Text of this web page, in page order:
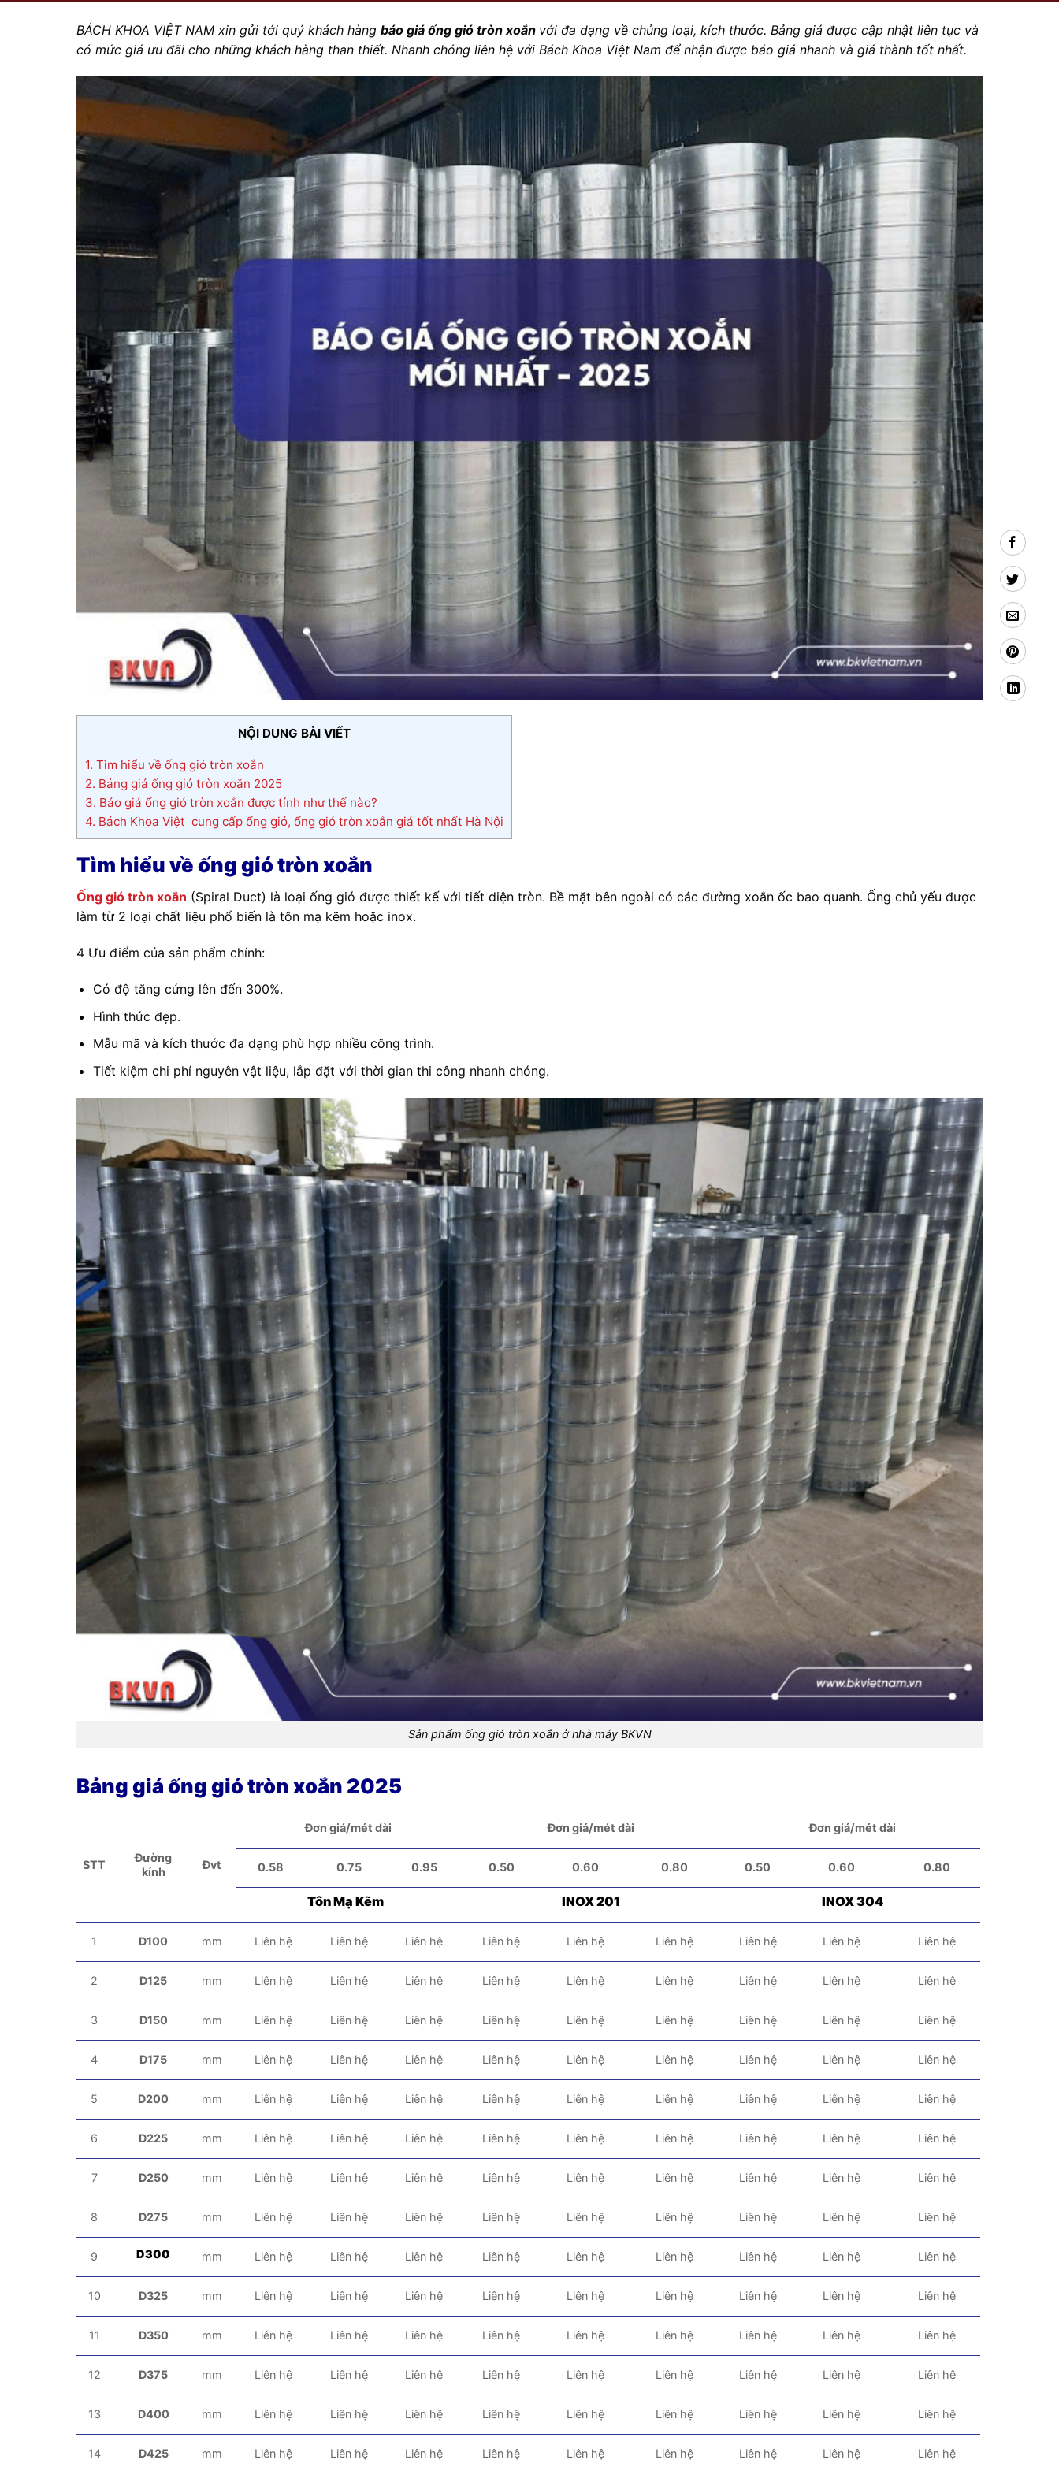
BÁCH KHOA VIỆT NAMxin gửi tới quý khách hàng báo giá ống gió tròn xoắn với đa dạng về chủng loại, kích thước. Bảng giá được cập nhật liên tục và
có mức giá ưu đãi cho những khách hàng than thiết. Nhanh chóng liên hệ với Bách Khoa Việt Nam để nhận được báo giá nhanh và giá thành tốt nhất.
NỘI DUNG BÀI VIẾT
1. Tìm hiểu về ống gió tròn xoắn
2. Bảng giá ống gió tròn xoắn 2025
3. Báo giá ống gió tròn xoắn được tính như thế nào?
4. Bách Khoa Việt cung cấp ống gió, ống gió tròn xoắn giá tốt nhất Hà Nội
Tìm hiểu về ống gió tròn xoắn
Ống gió tròn xoắn (Spiral Duct) là loại ống gió được thiết kế với tiết diện tròn. Bề mặt bên ngoài có các đường xoắn ốc bao quanh. Ống chủ yếu được
làm từ 2 loại chất liệu phổ biến là tôn mạ kẽm hoặc inox.
4 Ưu điểm của sản phẩm chính:
Có độ tăng cứng lên đến 300%.
Hình thức đẹp.
Mẫu mã và kích thước đa dạng phù hợp nhiều công trình.
Tiết kiệm chi phí nguyên vật liệu, lắp đặt với thời gian thi công nhanh chóng.
Sản phẩm ống gió tròn xoắn ở nhà máy BKVN
Bảng giá ống gió tròn xoắn 2025
STT
Đường
kính
Đvt
Đơn giá/mét dài Đơn giá/mét dài Đơn giá/mét dài
0.58 0.75 0.95 0.50 0.60 0.80 0.50 0.60 0.80
Tôn Mạ Kẽm INOX 201 INOX 304
1 D100 mm Liên hệ Liên hệ Liên hệ Liên hệ Liên hệ Liên hệ Liên hệ Liên hệ Liên hệ
2 D125 mm Liên hệ Liên hệ Liên hệ Liên hệ Liên hệ Liên hệ Liên hệ Liên hệ Liên hệ
3 D150 mm Liên hệ Liên hệ Liên hệ Liên hệ Liên hệ Liên hệ Liên hệ Liên hệ Liên hệ
4 D175 mm Liên hệ Liên hệ Liên hệ Liên hệ Liên hệ Liên hệ Liên hệ Liên hệ Liên hệ
5 D200 mm Liên hệ Liên hệ Liên hệ Liên hệ Liên hệ Liên hệ Liên hệ Liên hệ Liên hệ
6 D225 mm Liên hệ Liên hệ Liên hệ Liên hệ Liên hệ Liên hệ Liên hệ Liên hệ Liên hệ
7 D250 mm Liên hệ Liên hệ Liên hệ Liên hệ Liên hệ Liên hệ Liên hệ Liên hệ Liên hệ
8 D275 mm Liên hệ Liên hệ Liên hệ Liên hệ Liên hệ Liên hệ Liên hệ Liên hệ Liên hệ
9 D300 mm Liên hệ Liên hệ Liên hệ Liên hệ Liên hệ Liên hệ Liên hệ Liên hệ Liên hệ
10 D325 mm Liên hệ Liên hệ Liên hệ Liên hệ Liên hệ Liên hệ Liên hệ Liên hệ Liên hệ
11 D350 mm Liên hệ Liên hệ Liên hệ Liên hệ Liên hệ Liên hệ Liên hệ Liên hệ Liên hệ
12 D375 mm Liên hệ Liên hệ Liên hệ Liên hệ Liên hệ Liên hệ Liên hệ Liên hệ Liên hệ
13 D400 mm Liên hệ Liên hệ Liên hệ Liên hệ Liên hệ Liên hệ Liên hệ Liên hệ Liên hệ
14 D425 mm Liên hệ Liên hệ Liên hệ Liên hệ Liên hệ Liên hệ Liên hệ Liên hệ Liên hệ